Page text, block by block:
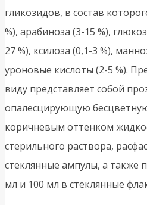
гликозидов, в состав
%), арабиноза (3-15 %),
27 %), ксилоза (0,1-3 %),
уроновые кислоты (2-5 %).
виду представляет собой
опалесцирующую
коричневым оттенком
стерильного раствора,
стеклянные ампулы, а также
мл и 100 мл в стеклянные